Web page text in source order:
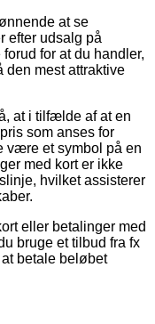
at se
efter udsalg på
for at du handler,
den mest attraktive
at i tilfælde af at en
som anses for
være et symbol på en
med kort er ikke
hvilket assisterer
eller betalinger med
bruge et tilbud fra fx
betale beløbet